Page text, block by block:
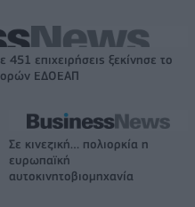
επιχειρήσεις ξεκίνησε το
ΕΔΟΕΑΠ
Σε κινεζική… πολιορκία η
ευρωπαϊκή
αυτοκινητοβιομηχανία